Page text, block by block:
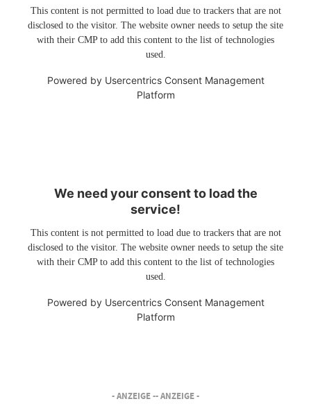
This content is not permitted to load due to trackers that are not
disclosed to the visitor. The website owner needs to setup the site
with their CMP to add this content to the list of technologies
used.
Powered by Usercentrics Consent Management
Platform
We need your consent to load the
service!
This content is not permitted to load due to trackers that are not
disclosed to the visitor. The website owner needs to setup the site
with their CMP to add this content to the list of technologies
used.
Powered by Usercentrics Consent Management
Platform
- ANZEIGE -- ANZEIGE -